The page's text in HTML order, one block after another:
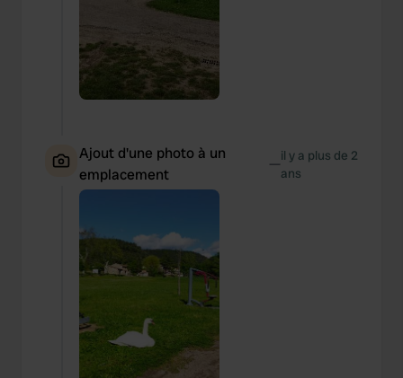
Ajout d'une photo à un
emplacement
—il y a plus de 2
ans